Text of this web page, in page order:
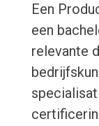
Een
een
relevante